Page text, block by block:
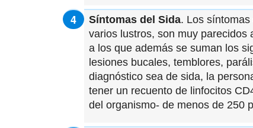
Síntomas del Sida. Los
varios lustros, son muy parecidos
a los que además se suman los
lesiones bucales, temblores,
diagnóstico sea de sida, la
tener un recuento de linfocitos
del organismo- de menos de 250